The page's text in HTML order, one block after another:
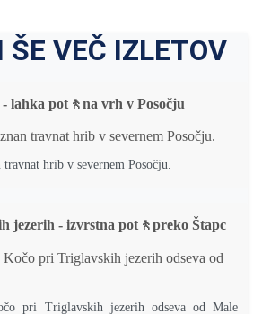
ŠE VEČ IZLETOV
lahka pot🚶na vrh v Posočju
hrib v severnem Posočju.
jezerih - izvrstna pot🚶preko Štapc
pri Triglavskih jezerih odseva od Male